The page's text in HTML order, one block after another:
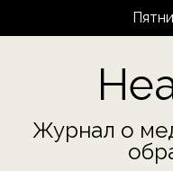
Журнал о